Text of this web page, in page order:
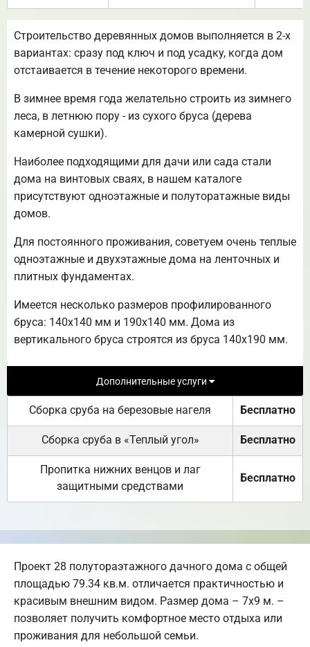
Строительство деревянных домов выполняется в 2-х
вариантах: сразу под ключ и под усадку, когда дом
отстаивается в течение некоторого времени.
В зимнее время года желательно строить из зимнего
леса, в летнюю пору - из сухого бруса (дерева
камерной сушки).
Наиболее подходящими для дачи или сада стали
дома на винтовых сваях, в нашем каталоге
присутствуют одноэтажные и полуторатажные виды
домов.
Для постоянного проживания, советуем очень теплые
одноэтажные и двухэтажные дома на ленточных и
плитных фундаментах.
Имеется несколько размеров профилированного
бруса: 140х140 мм и 190х140 мм. Дома из
вертикального бруса строятся из бруса 140х190 мм.
Дополнительные услуги
Сборка сруба на березовые нагеля Бесплатно
Сборка сруба в «Теплый угол» Бесплатно
Пропитка нижних венцов и лаг
защитными средствами
Бесплатно
Проект 28 полутораэтажного дачного дома с общей
площадью 79.34 кв.м. отличается практичностью и
красивым внешним видом. Размер дома – 7х9 м. –
позволяет получить комфортное место отдыха или
проживания для небольшой семьи.